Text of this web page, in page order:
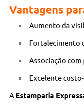
Vantagens
Aumento da
Fortalecimento
Associação
Excelente
A Estamparia